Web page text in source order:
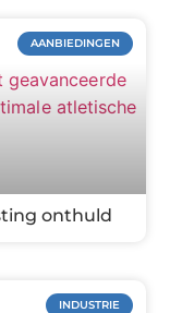
AANBIEDINGEN
onthuld
INDUSTRIE